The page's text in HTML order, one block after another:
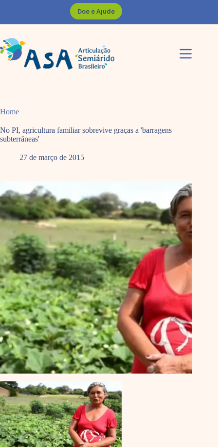
Doe e Ajude
Home
No PI, agricultura familiar sobrevive graças a 'barragens
subterrâneas'
27 de março de 2015